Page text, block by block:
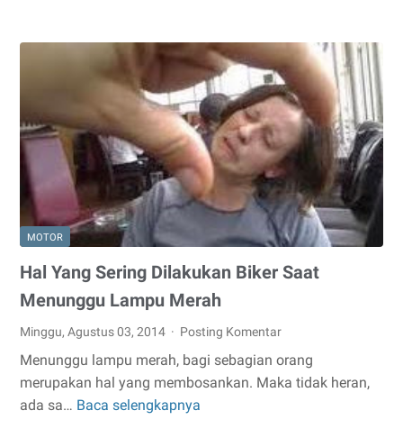
MOTOR
Hal Yang Sering Dilakukan Biker Saat
Menunggu Lampu Merah
Minggu, Agustus 03, 2014 Posting Komentar
Menunggu lampu merah, bagi sebagian orang
merupakan hal yang membosankan. Maka tidak heran,
ada sa… Baca selengkapnya